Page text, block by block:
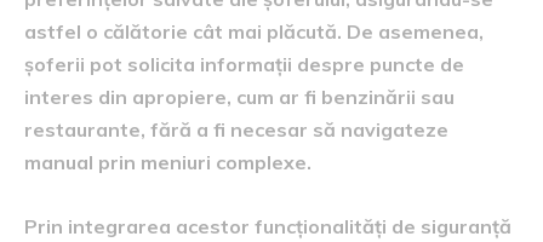
astfel o călătorie cât mai plăcută. De asemenea,
șoferii pot solicita informații despre puncte de
interes din apropiere, cum ar fi benzinării sau
restaurante, fără a fi necesar să navigateze
manual prin meniuri complexe.
Prin integrarea acestor funcționalități de siguranță